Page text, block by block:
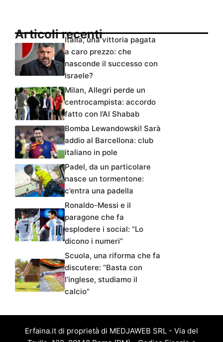
Articoli recentiItalia, una vittoria pagata
a caro prezzo: che
nasconde il successo con
Israele?
Milan, Allegri perde un
centrocampista: accordo
fatto con l’Al Shabab
Bomba Lewandowski! Sarà
addio al Barcellona: club
italiano in pole
Padel, da un particolare
nasce un tormentone:
c’entra una padella
Ronaldo-Messi e il
paragone che fa
esplodere i social: “Lo
dicono i numeri”
Scuola, una riforma che fa
discutere: “Basta con
l’inglese, studiamo il
calcio”
Erfaina.it di proprietà di MEDJAWEB SRL - Via del